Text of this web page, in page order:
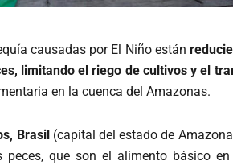
causadas por El Niño están
limitando el riego de cultivos y el
en la cuenca del Amazonas.
Brasil (capital del estado de
que son el alimento básico